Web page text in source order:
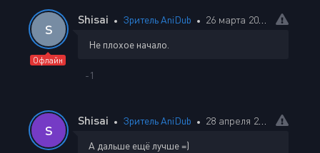
S
Офлайн
Shisai Зритель AniDub 26 марта 2025 10:20
Не плохое начало.
-1
S
Shisai Зритель AniDub 28 апреля 2025 03:45
А дальше ещё лучше =)